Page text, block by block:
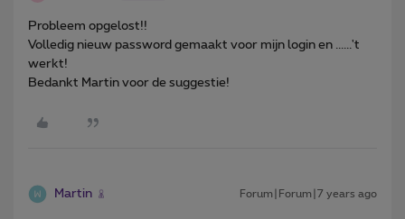
Probleem opgelost!!
Volledig nieuw password gemaakt voor mijn login en ......'t
werkt!
Bedankt Martin voor de suggestie!
Martin Forum|Forum|7 years ago